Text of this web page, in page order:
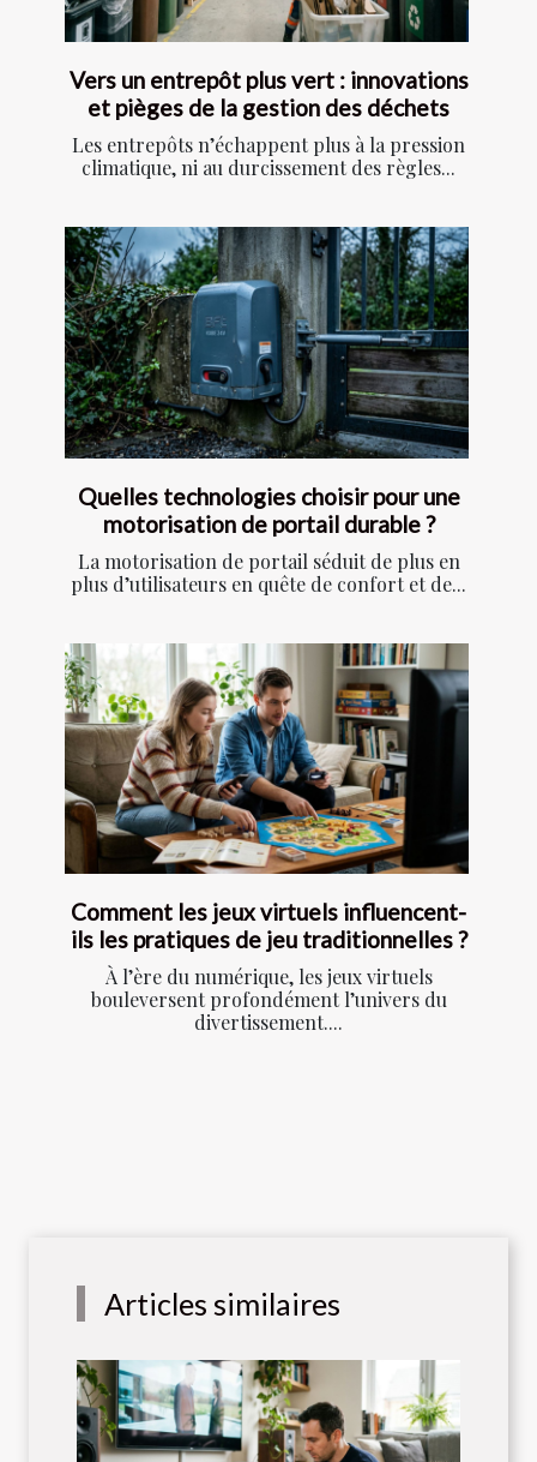
Vers un entrepôt plus vert : innovations
et pièges de la gestion des déchets
Les entrepôts n’échappent plus à la pression
climatique, ni au durcissement des règles...
Quelles technologies choisir pour une
motorisation de portail durable ?
La motorisation de portail séduit de plus en
plus d’utilisateurs en quête de confort et de...
Comment les jeux virtuels influencent-
ils les pratiques de jeu traditionnelles ?
À l’ère du numérique, les jeux virtuels
bouleversent profondément l’univers du
divertissement....
Articles similaires